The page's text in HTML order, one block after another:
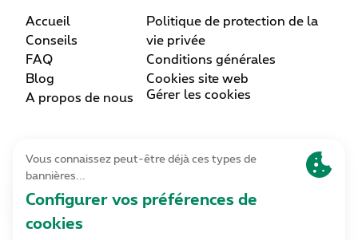
Accueil
Conseils
FAQ
Blog
A propos de nous
Politique de protection de la
vie privée
Conditions générales
Cookies site web
Gérer les cookies
Lettre d’information
Inscrivez-vous
Contact